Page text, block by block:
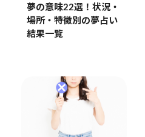
夢の意味22選！状況・
場所・特徴別の夢占い
結果一覧